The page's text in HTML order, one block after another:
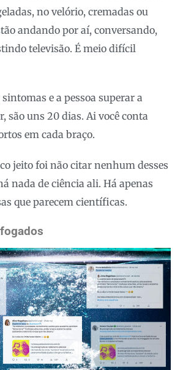
no velório, cremadas ou
andando por aí, conversando,
televisão. É meio difícil
e a pessoa superar a
são uns 20 dias. Ai você conta
em cada braço.
jeito foi não citar nenhum desses
nada de ciência ali. Há apenas
que parecem científicas.